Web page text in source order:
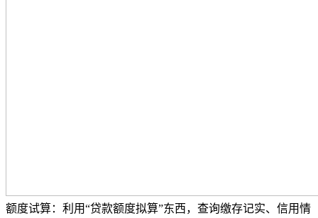
额度试算：利用“贷款额度拟算”东西，查询缴存记实、信用情